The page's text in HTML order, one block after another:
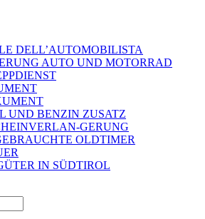
DELL’AUTOMOBILISTA
AUTO UND MOTORRAD
UND BENZIN ZUSATZ
GERUNG
OLDTIMER
IN SÜDTIROL